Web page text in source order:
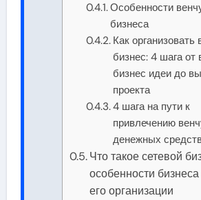
Особенности
бизнеса
Как
бизнес: 4 шага от
бизнес идеи до
проекта
4 шага на пути к
привлечению
денежных
Что такое сетевой
особенности
его организации